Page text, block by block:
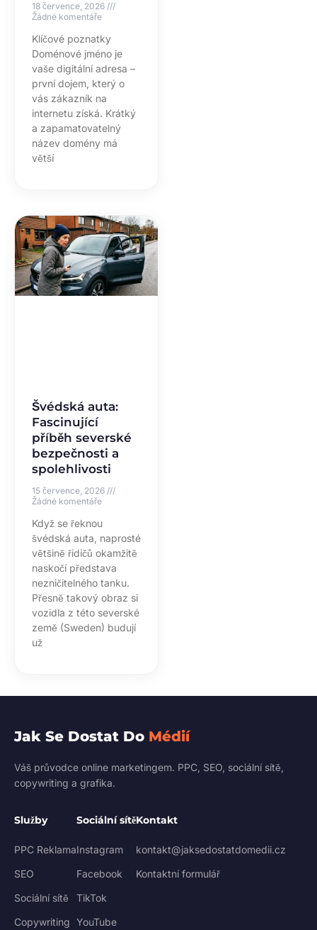
18 července, 2026
Žádné komentáře
Klíčové poznatky
Doménové jméno je
vaše digitální adresa –
první dojem, který o
vás zákazník na
internetu získá. Krátký
a zapamatovatelný
název domény má
větší
Švédská auta:
Fascinující
příběh severské
bezpečnosti a
spolehlivosti
15 července, 2026
Žádné komentáře
Když se řeknou
švédská auta, naprosté
většině řidičů okamžitě
naskočí představa
nezničitelného tanku.
Přesně takový obraz si
vozidla z této severské
země (Sweden) budují
už
Jak Se Dostat Do Médií
Váš průvodce online marketingem. PPC, SEO, sociální sítě,
copywriting a grafika.
Služby
PPC Reklama
SEO
Sociální sítě
Copywriting
Sociální sítě
Instagram
Facebook
TikTok
YouTube
Kontakt
kontakt@jaksedostatdomedii.cz
Kontaktní formulář